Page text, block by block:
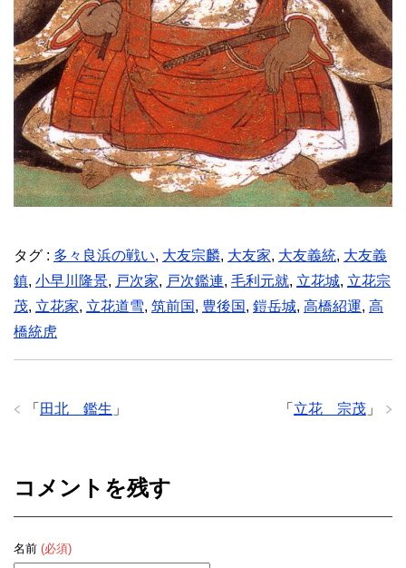
タグ : 多々良浜の戦い, 大友宗麟, 大友家, 大友義統, 大友義
鎮, 小早川隆景, 戸次家, 戸次鑑連, 毛利元就, 立花城, 立花宗
茂, 立花家, 立花道雪, 筑前国, 豊後国, 鎧岳城, 高橋紹運, 高
橋統虎
「 立花 宗茂 」
「 田北 鑑生 」
コメントを残す
名前 (必須)